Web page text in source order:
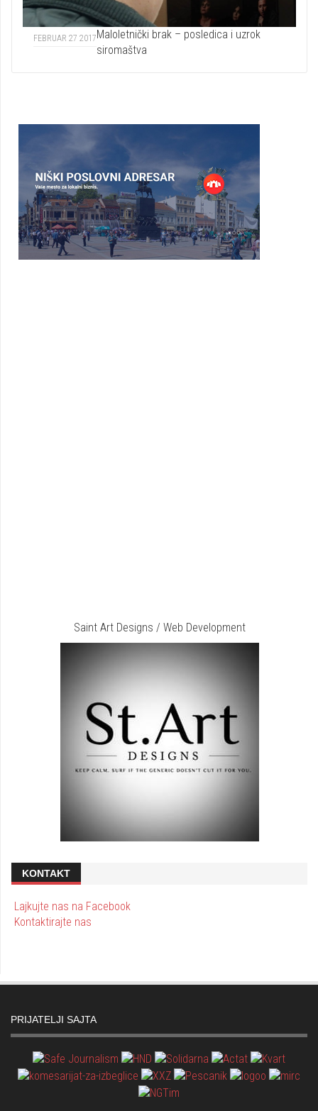
FEBRUAR 27 2017Maloletnički brak – posledica i uzrok
siromaštva
Saint Art Designs / Web Development
KONTAKT
Lajkujte nas na Facebook
Kontaktirajte nas
PRIJATELJI SAJTA